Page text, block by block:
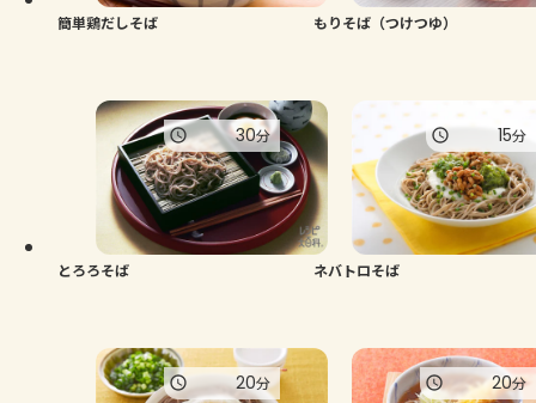
簡単鶏だしそば もりそば（つけつゆ）
とろろそば
30分
ネバトロそば
15分
20分 20分